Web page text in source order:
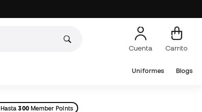
Cuenta Carrito
Uniformes Blogs
Hasta300Member Points